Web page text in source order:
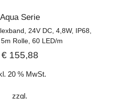
Aqua Serie
24V DC, 4,8W, IP68,
Rolle, 60 LED/m
€155,88
20 % MwSt.
zzgl.